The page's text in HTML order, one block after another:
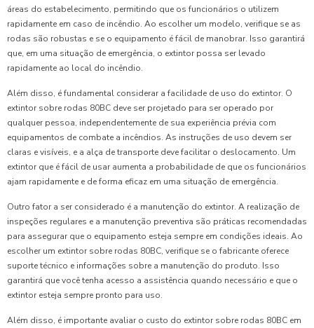
áreas do estabelecimento, permitindo que os funcionários o utilizem
rapidamente em caso de incêndio. Ao escolher um modelo, verifique se as
rodas são robustas e se o equipamento é fácil de manobrar. Isso garantirá
que, em uma situação de emergência, o extintor possa ser levado
rapidamente ao local do incêndio.
Além disso, é fundamental considerar a facilidade de uso do extintor. O
extintor sobre rodas 80BC deve ser projetado para ser operado por
qualquer pessoa, independentemente de sua experiência prévia com
equipamentos de combate a incêndios. As instruções de uso devem ser
claras e visíveis, e a alça de transporte deve facilitar o deslocamento. Um
extintor que é fácil de usar aumenta a probabilidade de que os funcionários
ajam rapidamente e de forma eficaz em uma situação de emergência.
Outro fator a ser considerado é a manutenção do extintor. A realização de
inspeções regulares e a manutenção preventiva são práticas recomendadas
para assegurar que o equipamento esteja sempre em condições ideais. Ao
escolher um extintor sobre rodas 80BC, verifique se o fabricante oferece
suporte técnico e informações sobre a manutenção do produto. Isso
garantirá que você tenha acesso a assistência quando necessário e que o
extintor esteja sempre pronto para uso.
Além disso, é importante avaliar o custo do extintor sobre rodas 80BC em